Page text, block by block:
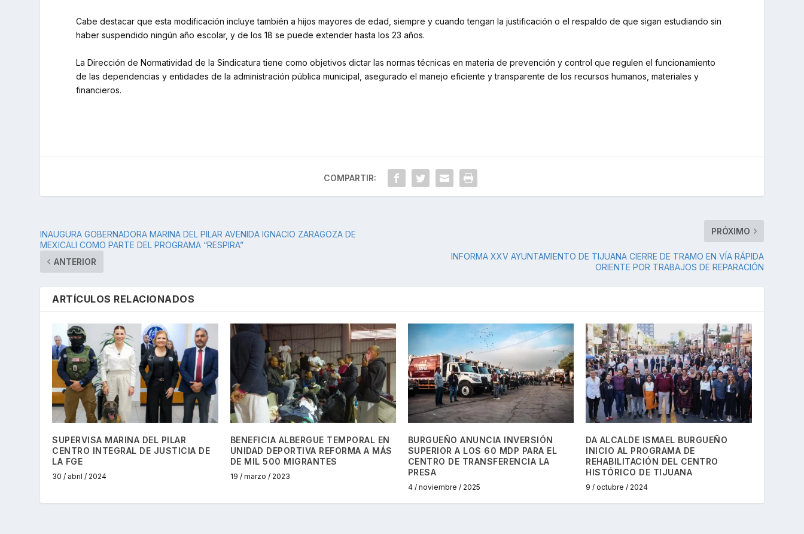
Cabe destacar que esta modificación incluye también a hijos mayores de edad, siempre y cuando tengan la justificación o el respaldo de que sigan estudiando sin
haber suspendido ningún año escolar, y de los 18 se puede extender hasta los 23 años.
La Dirección de Normatividad de la Sindicatura tiene como objetivos dictar las normas técnicas en materia de prevención y control que regulen el funcionamiento
de las dependencias y entidades de la administración pública municipal, asegurado el manejo eficiente y transparente de los recursos humanos, materiales y
financieros.
COMPARTIR:
INAUGURA GOBERNADORA MARINA DEL PILAR AVENIDA IGNACIO ZARAGOZA DE
MEXICALI COMO PARTE DEL PROGRAMA “RESPIRA”
ANTERIOR
PRÓXIMO
INFORMA XXV AYUNTAMIENTO DE TIJUANA CIERRE DE TRAMO EN VÍA RÁPIDA
ORIENTE POR TRABAJOS DE REPARACIÓN
ARTÍCULOS RELACIONADOS
SUPERVISA MARINA DEL PILAR
CENTRO INTEGRAL DE JUSTICIA DE
LA FGE
30 / abril / 2024
BENEFICIA ALBERGUE TEMPORAL EN
UNIDAD DEPORTIVA REFORMA A MÁS
DE MIL 500 MIGRANTES
19 / marzo / 2023
BURGUEÑO ANUNCIA INVERSIÓN
SUPERIOR A LOS 60 MDP PARA EL
CENTRO DE TRANSFERENCIA LA
PRESA
4 / noviembre / 2025
DA ALCALDE ISMAEL BURGUEÑO
INICIO AL PROGRAMA DE
REHABILITACIÓN DEL CENTRO
HISTÓRICO DE TIJUANA
9 / octubre / 2024